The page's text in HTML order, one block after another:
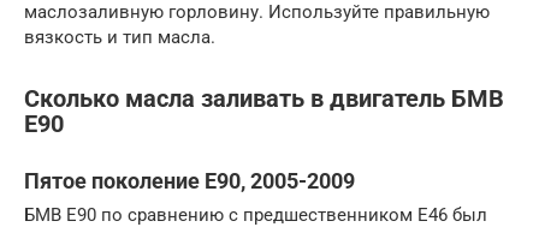
маслозаливную горловину. Используйте правильную
вязкость и тип масла.
Сколько масла заливать в двигатель БМВ
E90
Пятое поколение E90, 2005-2009
БМВ Е90 по сравнению с предшественником Е46 был